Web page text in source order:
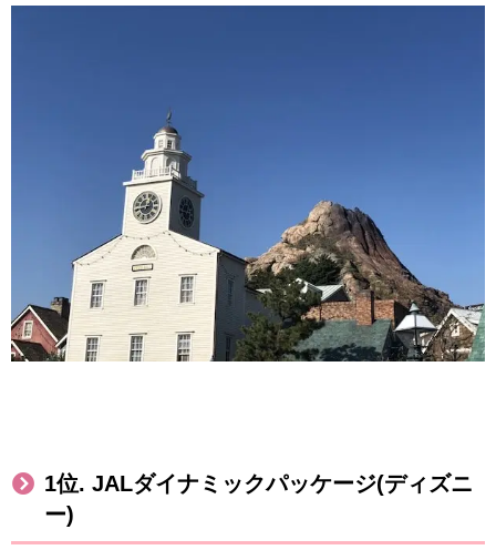
1位. JALダイナミックパッケージ(ディズニ
ー)